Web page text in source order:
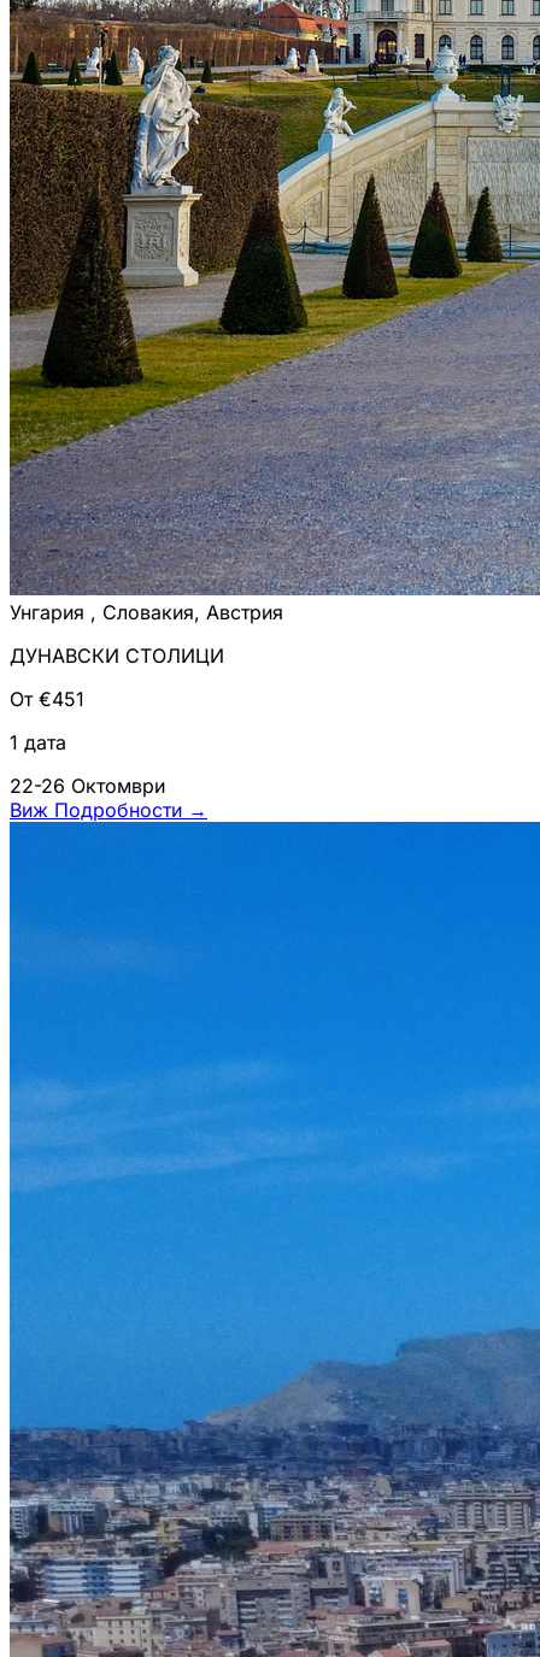
Унгария , Словакия, Австрия
ДУНАВСКИ СТОЛИЦИ
От €451
1 дата
22-26 Октомври
Виж Подробности →